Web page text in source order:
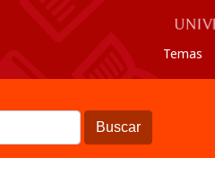
Temas
Buscar